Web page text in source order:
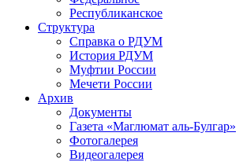
Республиканское
Структура
Справка о РДУМ
История РДУМ
Муфтии России
Мечети России
Архив
Документы
Газета «Маглюмат аль-Булгар»
Фотогалерея
Видеогалерея